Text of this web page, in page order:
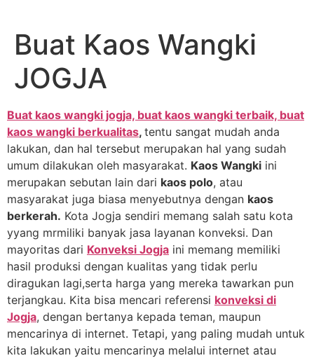
kontenBuat Kaos Wangki
JOGJA
Buat kaos wangki jogja, buat kaos wangki terbaik, buat
kaos wangki berkualitas, tentu sangat mudah anda
lakukan, dan hal tersebut merupakan hal yang sudah
umum dilakukan oleh masyarakat. Kaos Wangki ini
merupakan sebutan lain dari kaos polo, atau
masyarakat juga biasa menyebutnya dengan kaos
berkerah. Kota Jogja sendiri memang salah satu kota
yyang mrmiliki banyak jasa layanan konveksi. Dan
mayoritas dari Konveksi Jogja ini memang memiliki
hasil produksi dengan kualitas yang tidak perlu
diragukan lagi,serta harga yang mereka tawarkan pun
terjangkau. Kita bisa mencari referensi konveksi di
Jogja, dengan bertanya kepada teman, maupun
mencarinya di internet. Tetapi, yang paling mudah untuk
kita lakukan yaitu mencarinya melalui internet atau